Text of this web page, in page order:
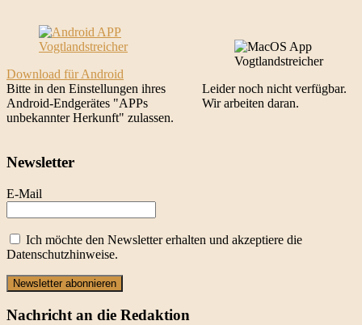
Download für Android
Bitte in den Einstellungen ihres
Android-Endgerätes "APPs
unbekannter Herkunft" zulassen.
Leider noch nicht verfügbar.
Wir arbeiten daran.
Newsletter
E-Mail
Ich möchte den Newsletter erhalten und akzeptiere die
Datenschutzhinweise.
Newsletter abonnieren
Nachricht an die Redaktion